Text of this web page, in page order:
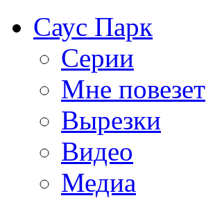
Саус Парк
Серии
Мне повезет
Вырезки
Видео
Медиа